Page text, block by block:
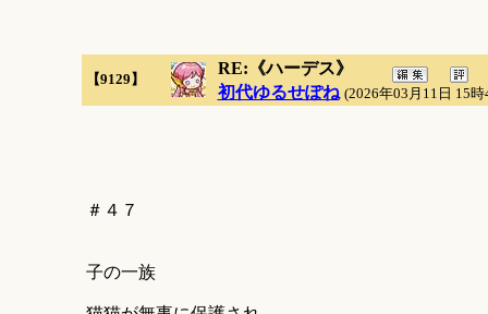
【9129】
RE:《ハーデス》
初代ゆるせぽね (2026年03月11日 15時
＃４７
子の一族